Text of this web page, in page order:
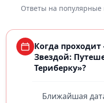
Ответы на
Когда
Звездой:
Териберку»?
Ближайшая